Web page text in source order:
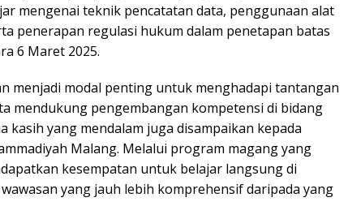
mengenai teknik pencatatan data, penggunaan alat
penerapan regulasi hukum dalam penetapan batas
6 Maret 2025.
menjadi modal penting untuk menghadapi tantangan
mendukung pengembangan kompetensi di bidang
kasih yang mendalam juga disampaikan kepada
Malang. Melalui program magang yang
kesempatan untuk belajar langsung di
yang jauh lebih komprehensif daripada yang